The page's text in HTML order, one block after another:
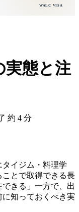
WALC VISA
実態と注
約 4 分
イジム・料理学
とで取得できる長
きる」一方で、出
知っておくべき実